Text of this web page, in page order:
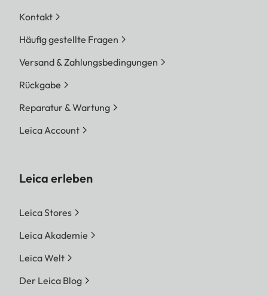
Kontakt
Häufig gestellte Fragen
Versand & Zahlungsbedingungen
Rückgabe
Reparatur & Wartung
Leica Account
Leica erleben
Leica Stores
Leica Akademie
Leica Welt
Der Leica Blog